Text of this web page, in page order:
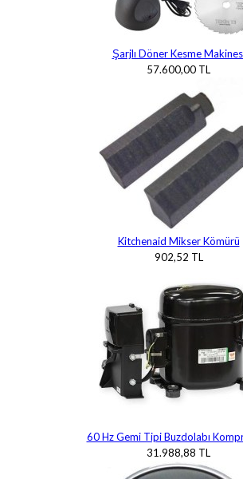
Şarjlı Döner Kesme
57.600,00 TL
Kitchenaid Mikser Kömürü
902,52 TL
60 Hz Gemi Tipi Buzdolabı
31.988,88 TL